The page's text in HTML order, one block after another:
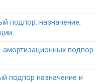
подпор: назначение,
амортизационных подпор
подпор назначение и